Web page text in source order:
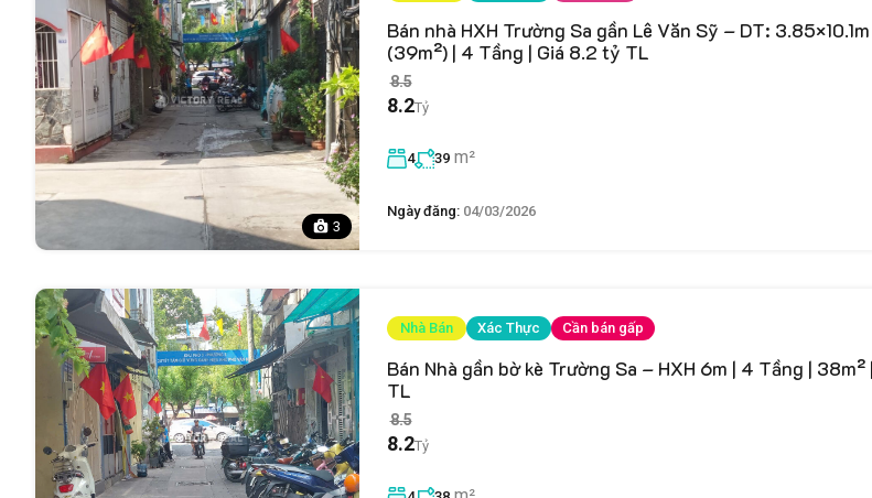
3
Bán nhà HXH Trường Sa gần Lê Văn Sỹ – DT: 3.85×10.1m
(39m²) | 4 Tầng | Giá 8.2 tỷ TL
8.2
8.5
Tỷ
4 39 m²
Ngày đăng: 04/03/2026
Nhà Bán Xác Thực Cần bán gấp
Bán Nhà gần bờ kè Trường Sa – HXH 6m | 4 Tầng |
TL
8.2
8.5
Tỷ